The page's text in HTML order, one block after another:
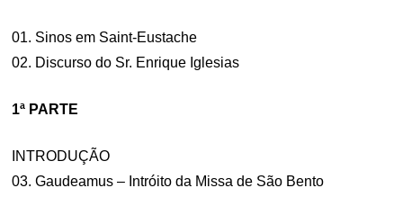
01. Sinos em Saint-Eustache
02. Discurso do Sr. Enrique Iglesias
1ª PARTE
INTRODUÇÃO
03. Gaudeamus – Intróito da Missa de São Bento